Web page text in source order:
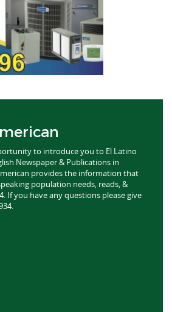
to introduce you to El Latino
Newspaper & Publications in
provides the information that
population needs, reads, &
If you have any questions please give